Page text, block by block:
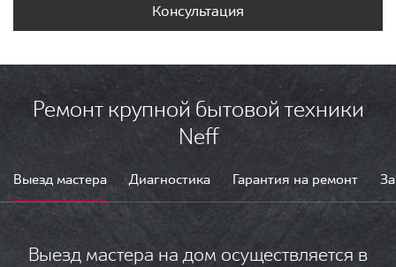
Консультация
Ремонт крупной бытовой техники
Neff
Выезд мастера Диагностика Гарантия на ремонт
Выезд мастера на дом осуществляется в